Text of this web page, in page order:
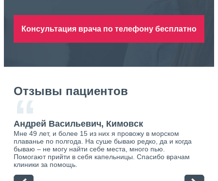
Консультация врача по телефону бесплатно
Отзывы пациентов
“
Андрей Васильевич, Кимовск
Мне 49 лет, и более 15 из них я провожу в морском
плаванье по полгода. На суше бываю редко, да и когда
бываю – не могу найти себе места, много пью.
Помогают прийти в себя капельницы. Спасибо врачам
клиники за помощь.